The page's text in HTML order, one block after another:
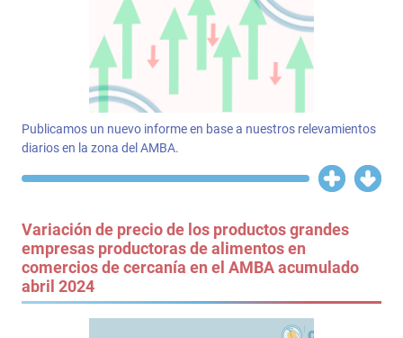
Publicamos un nuevo informe en base a nuestros relevamientos
diarios en la zona del AMBA.
Variación de precio de los productos grandes
empresas productoras de alimentos en
comercios de cercanía en el AMBA acumulado
abril 2024